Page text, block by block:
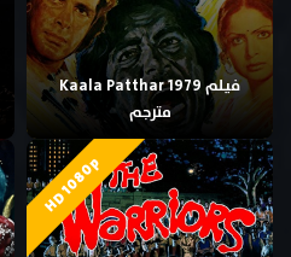
فيلم Kaala Patthar 1979
مترجم
HD 1080p